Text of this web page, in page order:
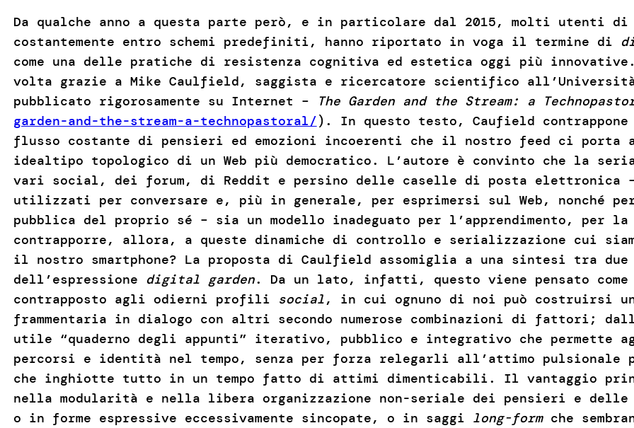
Da qualche anno a questa parte però, e in particolare dal 2015, molti utenti
costantemente entro schemi predefiniti, hanno riportato in voga il termine di
come una delle pratiche di resistenza cognitiva ed estetica oggi più innovative.
volta grazie a Mike Caulfield, saggista e ricercatore scientifico all’Università
pubblicato rigorosamente su Internet –
The Garden and the Stream: a
garden-and-the-stream-a-technopastoral/). In questo testo, Caufield
flusso costante di pensieri ed emozioni incoerenti che il nostro feed ci porta
idealtipo topologico di un Web più democratico. L’autore è convinto che la
vari social, dei forum, di Reddit e persino delle caselle di posta
utilizzati per conversare e, più in generale, per esprimersi sul Web, nonché per
pubblica del proprio sé – sia un modello inadeguato per l’apprendimento, per
contrapporre, allora, a queste dinamiche di controllo e serializzazione cui
il nostro smartphone? La proposta di Caulfield assomiglia a una sintesi tra
dell’espressione digital garden. Da un lato, infatti, questo viene pensato
contrapposto agli odierni profili social, in cui ognuno di noi può costruirsi
frammentaria in dialogo con altri secondo numerose combinazioni di fattori;
utile “quaderno degli appunti” iterativo, pubblico e integrativo che
percorsi e identità nel tempo, senza per forza relegarli all’attimo pulsionale
che inghiotte tutto in un tempo fatto di attimi dimenticabili. Il vantaggio
nella modularità e nella libera organizzazione non-seriale dei pensieri e
o in forme espressive eccessivamente sincopate, o in saggi long-formche